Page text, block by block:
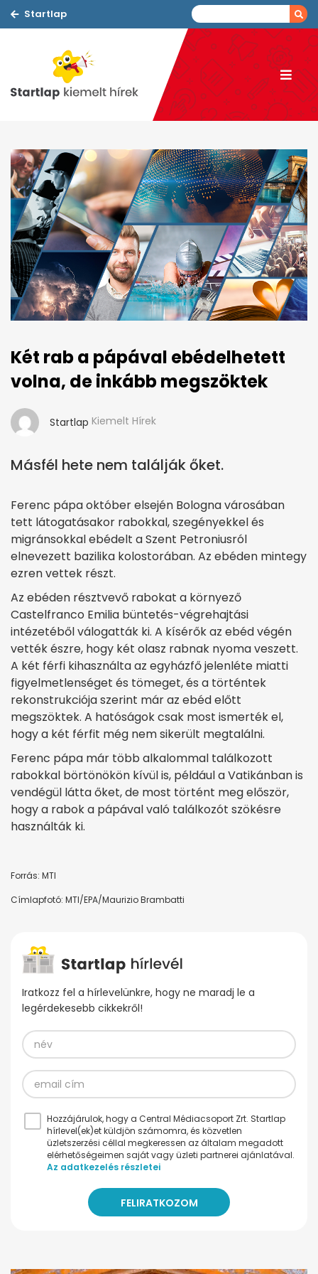
Startlap
Két rab a pápával ebédelhetett
volna, de inkább megszöktek
Startlap Kiemelt Hírek
Másfél hete nem találják őket.
Ferenc pápa október elsején Bologna városában
tett látogatásakor rabokkal, szegényekkel és
migránsokkal ebédelt a Szent Petroniusról
elnevezett bazilika kolostorában. Az ebéden mintegy
ezren vettek részt.
Az ebéden résztvevő rabokat a környező
Castelfranco Emilia büntetés-végrehajtási
intézetéből válogatták ki. A kísérők az ebéd végén
vették észre, hogy két olasz rabnak nyoma veszett.
A két férfi kihasználta az egyházfő jelenléte miatti
figyelmetlenséget és tömeget, és a történtek
rekonstrukciója szerint már az ebéd előtt
megszöktek. A hatóságok csak most ismerték el,
hogy a két férfit még nem sikerült megtalálni.
Ferenc pápa már több alkalommal találkozott
rabokkal börtönökön kívül is, például a Vatikánban is
vendégül látta őket, de most történt meg először,
hogy a rabok a pápával való találkozót szökésre
használták ki.
Forrás: MTI
Címlapfotó: MTI/EPA/Maurizio Brambatti
Iratkozz fel a hírlevelünkre, hogy ne maradj le a
legérdekesebb cikkekről!
Hozzájárulok, hogy a Central Médiacsoport Zrt. Startlap
hírlevel(ek)et küldjön számomra, és közvetlen
üzletszerzési céllal megkeressen az általam megadott
elérhetőségeimen saját vagy üzleti partnerei ajánlatával.
Az adatkezelés részletei